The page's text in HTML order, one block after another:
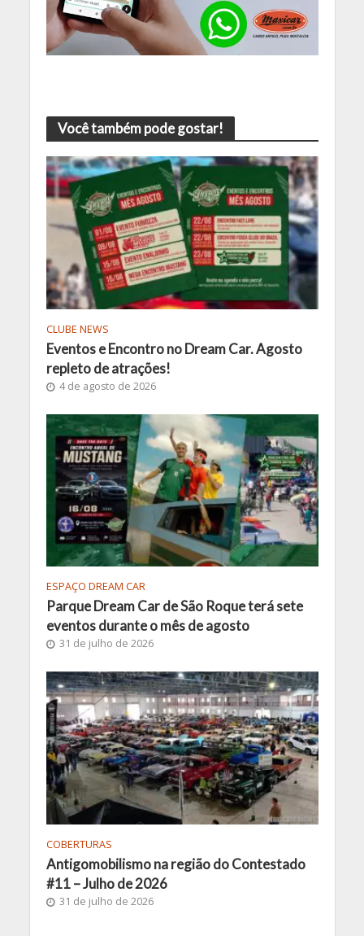
Você também pode gostar!
CLUBE NEWS
Eventos e Encontro no Dream Car. Agosto
repleto de atrações!
4 de agosto de 2026
ESPAÇO DREAM CAR
Parque Dream Car de São Roque terá sete
eventos durante o mês de agosto
31 de julho de 2026
COBERTURAS
Antigomobilismo na região do Contestado
#11 – Julho de 2026
31 de julho de 2026